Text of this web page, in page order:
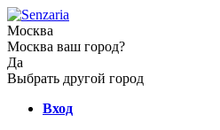
Москва
Москва ваш город?
Да
Выбрать другой город
Вход